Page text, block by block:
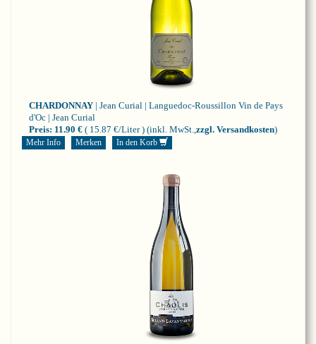
CHARDONNAY | Jean Curial | Languedoc-Roussillon Vin de Pays
d'Oc | Jean Curial
Preis: 11.90 € ( 15.87 €/Liter ) (inkl. MwSt., zzgl. Versandkosten)
Mehr Info Merken In den Korb